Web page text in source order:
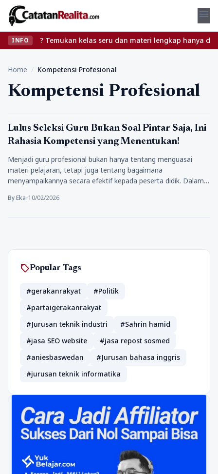
menu
INFO
ribet? Temukan kelas seru dan materi lengkap hanya di
Home / Kompetensi Profesional
Kompetensi Profesional
Pendidikan
Lulus Seleksi Guru Bukan Soal Pintar Saja, Ini
Rahasia Kompetensi yang Menentukan!
Menjadi guru profesional bukan hanya tentang menguasai
materi pelajaran, tetapi juga tentang bagaimana
menyampaikannya secara efektif kepada peserta didik. Dalam…
By Eka•10/02/2026
sellPopular Tags
#gerakanrakyat
#Politik
#partaigerakanrakyat
#Jurusan teknik industri
#Sahrin hamid
#jasa SEO website
#jasa repost sosmed
#aniesbaswedan
#Jurusan bahasa inggris
#jurusan teknik informatika